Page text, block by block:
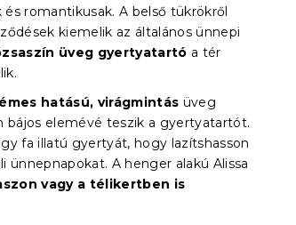
romantikusak. A belső tükrökről
kiemelik az általános ünnepi
üveg gyertyatartó a tér
hatású, virágmintás üveg
bájos elemévé teszik a gyertyatartót.
fa illatú gyertyát, hogy lazítshasson
ünnepnapokat. A henger alakú Alissa
vagy a télikertben is